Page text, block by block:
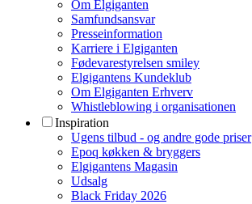
Om Elgiganten
Samfundsansvar
Presseinformation
Karriere i Elgiganten
Fødevarestyrelsen smiley
Elgigantens Kundeklub
Om Elgiganten Erhverv
Whistleblowing i organisationen
Inspiration
Ugens tilbud - og andre gode priser
Epoq køkken & bryggers
Elgigantens Magasin
Udsalg
Black Friday 2026